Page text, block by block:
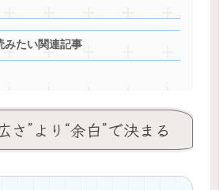
みたい関連記事
さ”より“余白”で決まる